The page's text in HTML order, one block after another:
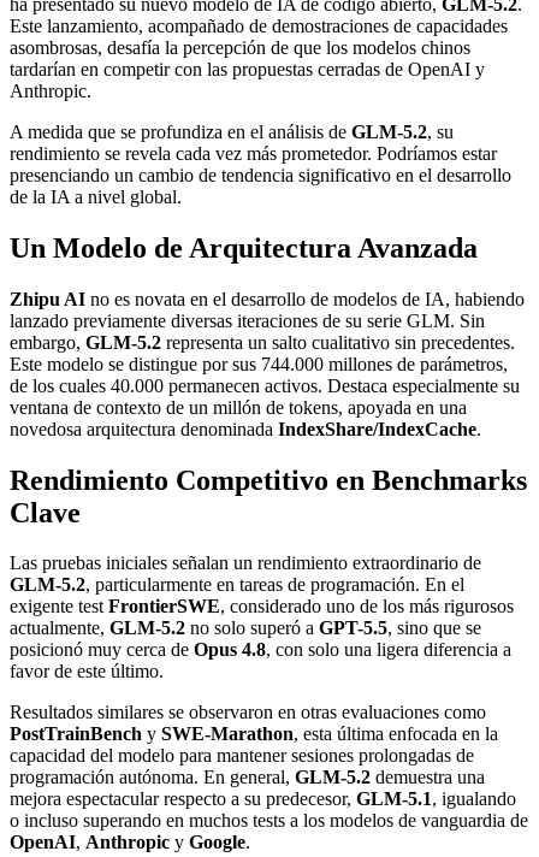
Este lanzamiento, acompañado de demostraciones de capacidades
asombrosas, desafía la percepción de que los modelos chinos
tardarían en competir con las propuestas cerradas de OpenAI y
Anthropic.
A medida que se profundiza en el análisis de GLM-5.2, su
rendimiento se revela cada vez más prometedor. Podríamos estar
presenciando un cambio de tendencia significativo en el desarrollo
de la IA a nivel global.
Un Modelo de Arquitectura Avanzada
Zhipu AI no es novata en el desarrollo de modelos de IA, habiendo
lanzado previamente diversas iteraciones de su serie GLM. Sin
embargo, GLM-5.2 representa un salto cualitativo sin precedentes.
Este modelo se distingue por sus 744.000 millones de parámetros,
de los cuales 40.000 permanecen activos. Destaca especialmente su
ventana de contexto de un millón de tokens, apoyada en una
novedosa arquitectura denominada IndexShare/IndexCache.
Rendimiento Competitivo en Benchmarks
Clave
Las pruebas iniciales señalan un rendimiento extraordinario de
GLM-5.2, particularmente en tareas de programación. En el
exigente testFrontierSWE, considerado uno de los más rigurosos
actualmente, GLM-5.2 no solo superó a GPT-5.5, sino que se
posicionó muy cerca de Opus 4.8, con solo una ligera diferencia a
favor de este último.
Resultados similares se observaron en otras evaluaciones como
PostTrainBench y SWE-Marathon, esta última enfocada en la
capacidad del modelo para mantener sesiones prolongadas de
programación autónoma. En general, GLM-5.2 demuestra una
mejora espectacular respecto a su predecesor, GLM-5.1, igualando
o incluso superando en muchos tests a los modelos de vanguardia de
OpenAI, Anthropic y Google.